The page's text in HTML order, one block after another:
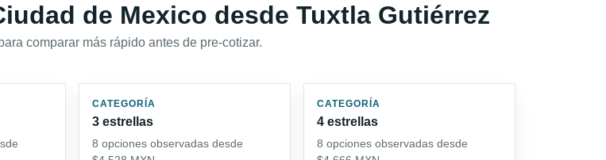
de Mexico desde Tuxtla Gutiérrez
comparar más rápido antes de pre-cotizar.
CATEGORÍA
3 estrellas
8 opciones observadas desde
CATEGORÍA
4 estrellas
8 opciones observadas desde